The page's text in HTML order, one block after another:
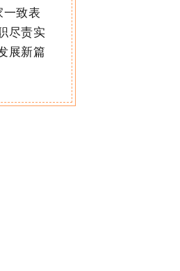
一致表
尽责实
展新篇